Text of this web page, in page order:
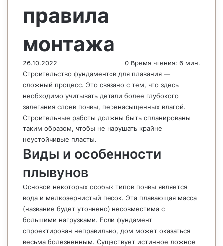
правила
монтажа
26.10.2022 0 Время чтения: 6 мин.
Строительство фундаментов для плавания —
сложный процесс. Это связано с тем, что здесь
необходимо учитывать детали более глубокого
залегания слоев почвы, перенасыщенных влагой.
Строительные работы должны быть спланированы
таким образом, чтобы не нарушать крайне
неустойчивые пласты.
Виды и особенности
плывунов
Основой некоторых особых типов почвы является
вода и мелкозернистый песок. Эта плавающая масса
(название будет уточнено) несовместима с
большими нагрузками. Если фундамент
спроектирован неправильно, дом может оказаться
весьма болезненным. Существует истинное ложное